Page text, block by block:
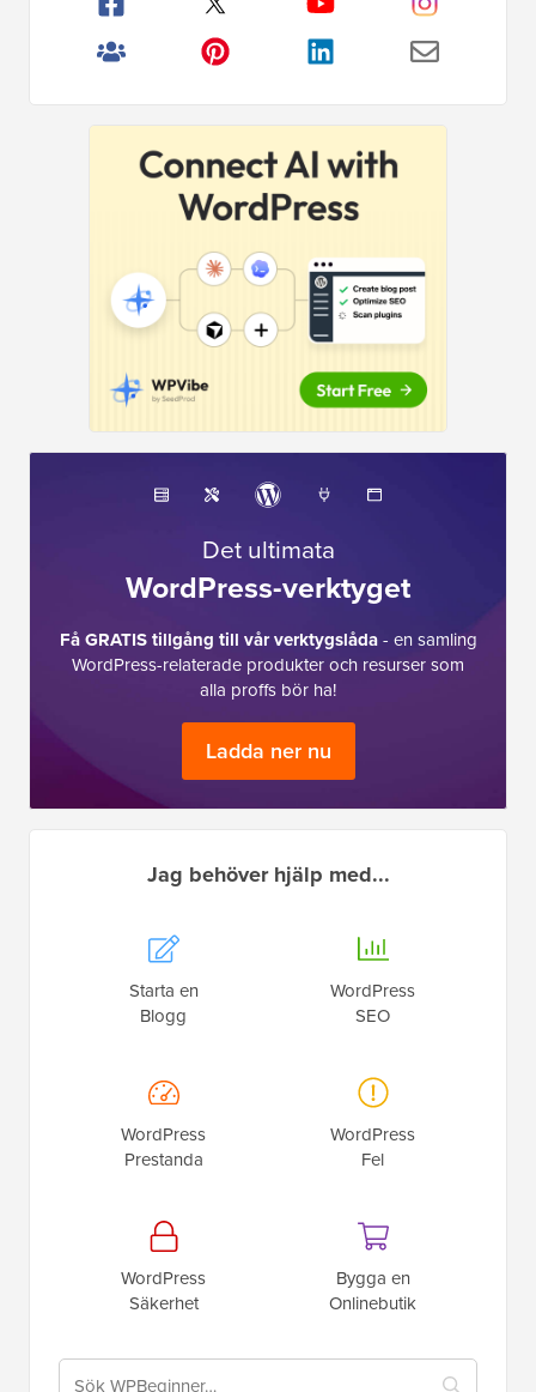
Det ultimata
WordPress-verktyget
Få GRATIS tillgång till vår verktygslåda- en samling
WordPress-relaterade produkter och resurser som
alla proffs bör ha!
Ladda ner nu
Jag behöver hjälp med...
Starta en
Blogg
WordPress
SEO
WordPress
Prestanda
WordPress
Fel
WordPress
Säkerhet
Bygga en
Onlinebutik